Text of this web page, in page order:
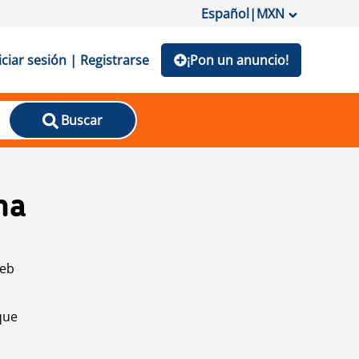
Español|MXN
sesión | Registrarse ¡Pon un anuncio!
Buscar